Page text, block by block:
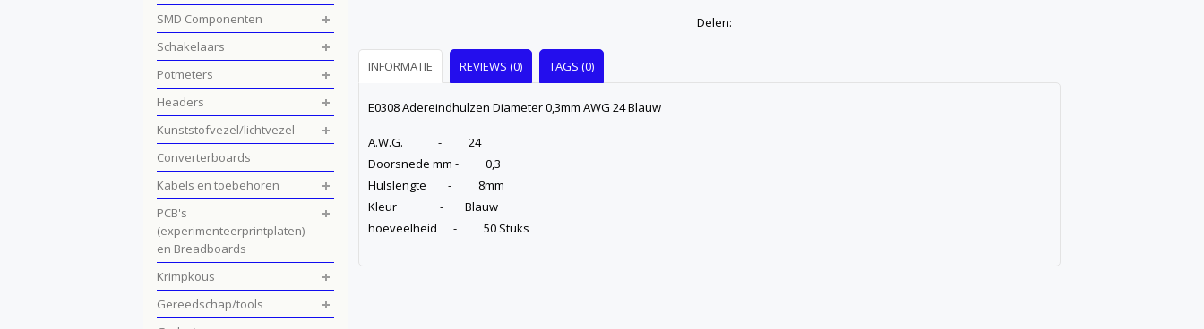
Delen:
INFORMATIE REVIEWS (0) TAGS (0)
E0308 Adereindhulzen Diameter 0,3mm AWG 24 Blauw
A.W.G. - 24
Doorsnede mm - 0,3
Hulslengte - 8mm
Kleur - Blauw
hoeveelheid - 50 Stuks
SMD Componenten
Schakelaars
Potmeters
Headers
Kunststofvezel/lichtvezel
Converterboards
Kabels en toebehoren
PCB's
(experimenteerprintplaten)
en Breadboards
Krimpkous
Gereedschap/tools